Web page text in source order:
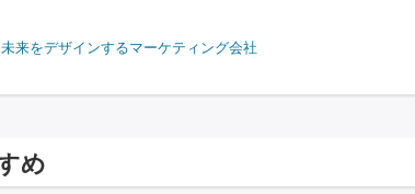
未来をデザインするマーケティング会社
め